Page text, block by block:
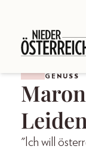
GENUSS
"Ich will